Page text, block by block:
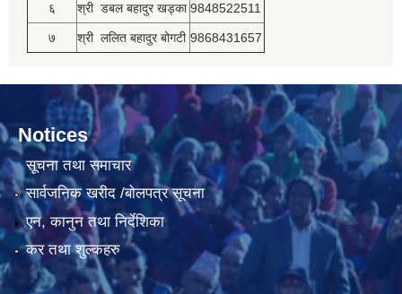
६ श्री डबल बहादुर खड्का 9848522511
७ श्री ललित बहादुर बोगटी 9868431657
Notices
सूचना तथा समाचार
सार्वजनिक खरीद /बोलपत्र सूचना
एन, कानुन तथा निर्देशिका
कर तथा शुल्कहरु